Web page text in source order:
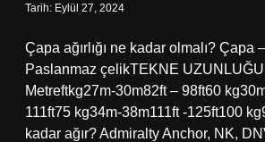
Tarih: Eylül 27, 2024
Çapa ağırlığı ne kadar olmalı? Çapa
Paslanmaz çelikTEKNE UZUNLUĞU
Metreftkg27m-30m82ft – 98ft60
111ft75 kg34m-38m111ft -125ft100
kadar ağır? Admiralty Anchor, NK,